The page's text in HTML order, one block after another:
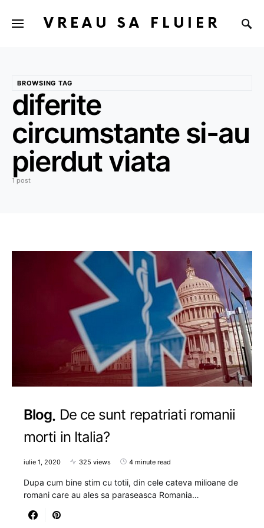
VREAU SA FLUIER
BROWSING TAG
diferite
circumstante si-au
pierdut viata
1 post
Blog De ce sunt repatriati romanii
morti in Italia?
iulie 1, 2020 325 views 4 minute read
Dupa cum bine stim cu totii, din cele cateva milioane de
romani care au ales sa paraseasca Romania…